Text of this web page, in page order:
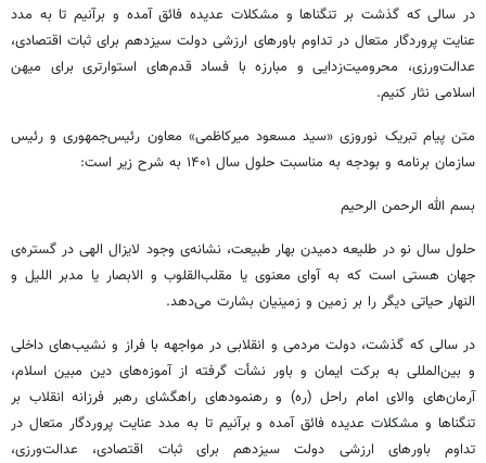
در سالی که گذشت بر تنگناها و مشکلات عدیده فائق آمده و برآنیم تا به مدد
عنایت پروردگار متعال در تداوم باورهای ارزشی دولت سیزدهم برای ثبات اقتصادی،
عدالت‌ورزی، محرومیت‌زدایی و مبارزه با فساد قدم‌های استوارتری برای میهن
اسلامی نثار کنیم.
متن پیام تبریک نوروزی «سید مسعود میرکاظمی» معاون رئیس‌جمهوری و رئیس
سازمان برنامه و بودجه به مناسبت حلول سال ۱۴۰۱ به شرح زیر است:
بسم الله الرحمن الرحیم
حلول سال نو در طلیعه دمیدن بهار طبیعت، نشانه‌ی وجود لایزال الهی در گستره‌ی
جهان هستی است که به آوای معنوی یا مقلب‌القلوب و الابصار یا مدبر اللیل و
النهار حیاتی دیگر را بر زمین و زمینیان بشارت می‌دهد.
در سالی که گذشت، دولت مردمی و انقلابی در مواجهه با فراز و نشیب‌های داخلی
و بین‌المللی به برکت ایمان و باور نشأت گرفته از آموزه‌های دین مبین اسلام،
آرمان‌های والای امام راحل (ره) و رهنمودهای راهگشای رهبر فرزانه انقلاب بر
تنگناها و مشکلات عدیده فائق آمده و برآنیم تا به مدد عنایت پروردگار متعال در
تداوم باورهای ارزشی دولت سیزدهم برای ثبات اقتصادی، عدالت‌ورزی،